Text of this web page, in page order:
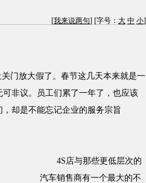
[我来说两句] [字号： 大 中 小]
门放大假了。春节这几天本来就是一
非议。员工们累了一年了，也应该
却是不能忘记企业的服务宗旨
4S店与那些更低层次的
汽车销售商有一个最大的不